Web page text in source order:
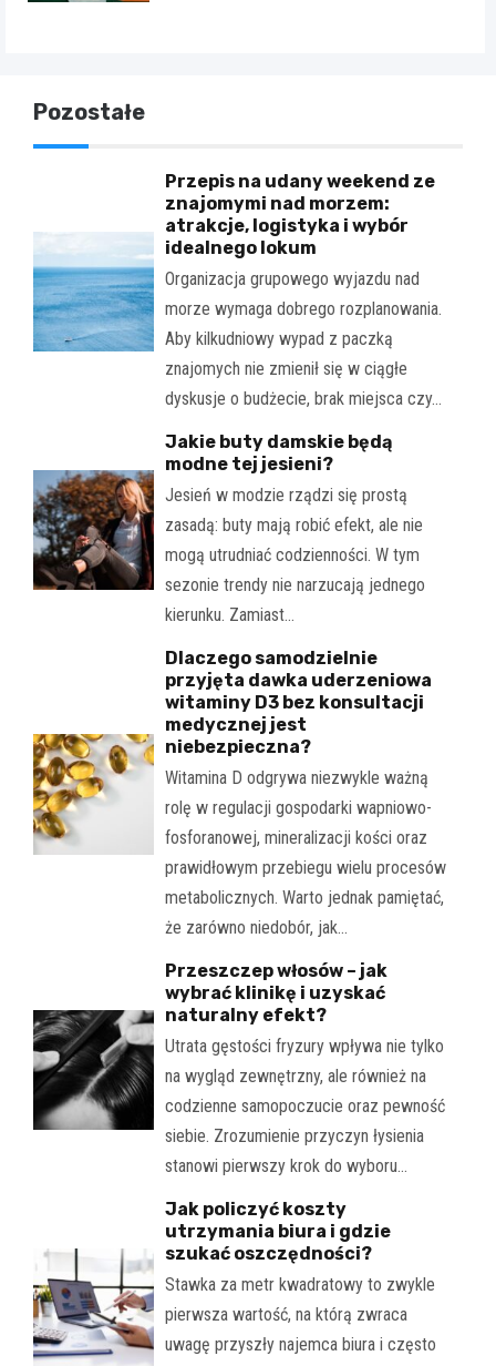
Pozostałe
Przepis na udany weekend ze
znajomymi nad morzem:
atrakcje, logistyka i wybór
idealnego lokum
Organizacja grupowego wyjazdu nad
morze wymaga dobrego rozplanowania.
Aby kilkudniowy wypad z paczką
znajomych nie zmienił się w ciągłe
dyskusje o budżecie, brak miejsca czy…
Jakie buty damskie będą
modne tej jesieni?
Jesień w modzie rządzi się prostą
zasadą: buty mają robić efekt, ale nie
mogą utrudniać codzienności. W tym
sezonie trendy nie narzucają jednego
kierunku. Zamiast…
Dlaczego samodzielnie
przyjęta dawka uderzeniowa
witaminy D3 bez konsultacji
medycznej jest
niebezpieczna?
Witamina D odgrywa niezwykle ważną
rolę w regulacji gospodarki wapniowo-
fosforanowej, mineralizacji kości oraz
prawidłowym przebiegu wielu procesów
metabolicznych. Warto jednak pamiętać,
że zarówno niedobór, jak…
Przeszczep włosów – jak
wybrać klinikę i uzyskać
naturalny efekt?
Utrata gęstości fryzury wpływa nie tylko
na wygląd zewnętrzny, ale również na
codzienne samopoczucie oraz pewność
siebie. Zrozumienie przyczyn łysienia
stanowi pierwszy krok do wyboru…
Jak policzyć koszty
utrzymania biura i gdzie
szukać oszczędności?
Stawka za metr kwadratowy to zwykle
pierwsza wartość, na którą zwraca
uwagę przyszły najemca biura i często